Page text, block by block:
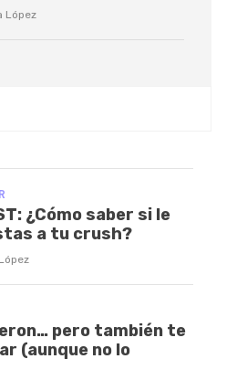
López
¿Cómo saber si le
a tu crush?
pero también te
(aunque no lo